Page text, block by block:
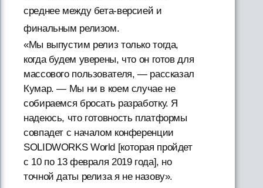
среднее между бета-версией и
финальным релизом.
«Мы выпустим релиз только тогда,
когда будем уверены, что он готов для
массового пользователя, — рассказал
Кумар. — Мы ни в коем случае не
собираемся бросать разработку. Я
надеюсь, что готовность платформы
совпадет с началом конференции
SOLIDWORKS World [которая пройдет
с 10 по 13 февраля 2019 года], но
точной даты релиза я не назову».